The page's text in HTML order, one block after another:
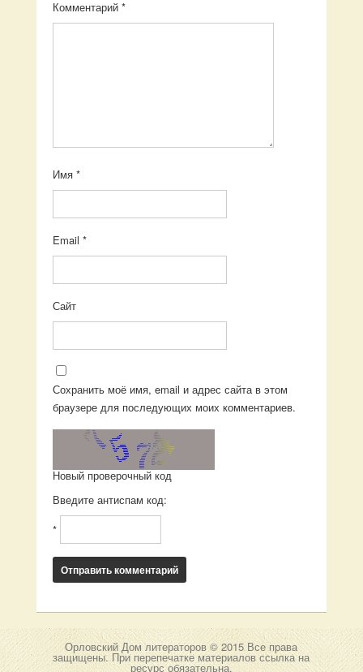
Комментарий *
Имя *
Email *
Сайт
Сохранить моё имя, email и адрес сайта в этом
браузере для последующих моих комментариев.
Новый проверочный код
Введите антиспам код:
*
Орловский Дом литераторов © 2015 Все права
защищены. При перепечатке материалов ссылка на
ресурс обязательна.